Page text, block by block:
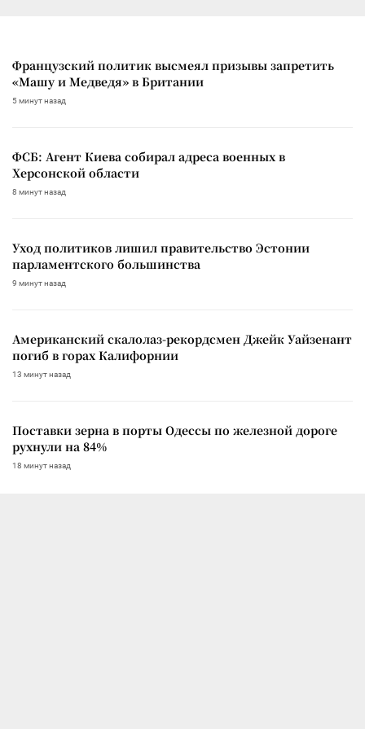
Французский политик высмеял призывы запретить
«Машу и Медведя» в Британии
5 минут назад
ФСБ: Агент Киева собирал адреса военных в
Херсонской области
8 минут назад
Уход политиков лишил правительство Эстонии
парламентского большинства
9 минут назад
Американский скалолаз-рекордсмен Джейк Уайзенант
погиб в горах Калифорнии
13 минут назад
Поставки зерна в порты Одессы по железной дороге
рухнули на 84%
18 минут назад